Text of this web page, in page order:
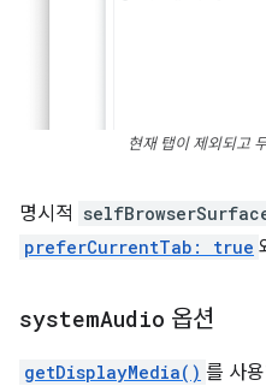
현재 탭이 제외되고
명시적
preferCurrentTab: true
systemAudio 옵션
getDisplayMedia() 를 사